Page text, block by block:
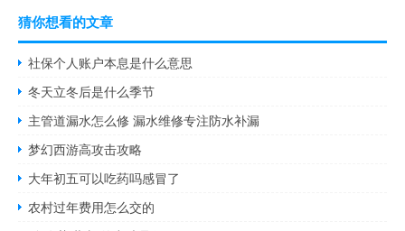
猜你想看的文章
社保个人账户本息是什么意思
冬天立冬后是什么季节
主管道漏水怎么修 漏水维修专注防水补漏
梦幻西游高攻击攻略
大年初五可以吃药吗感冒了
农村过年费用怎么交的